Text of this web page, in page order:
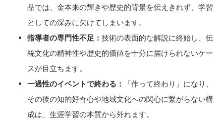
品では、金本来の輝きや歴史的背景を伝えきれず、学習
としての深みに欠けてしまいます。
指導者の専門性不足： 技術の表面的な解説に終始し、伝
統文化の精神性や歴史的価値を十分に届けられないケー
スが目立ちます。
一過性のイベントで終わる：
「作って終わり」になり、
その後の知的好奇心や地域文化への関心に繋がらない構
成は、生涯学習の本質から外れます。